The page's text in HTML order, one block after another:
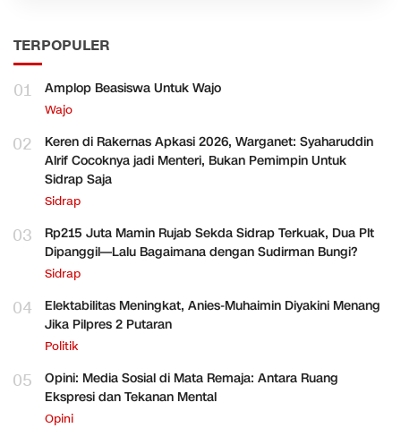
TERPOPULER
01 Amplop Beasiswa Untuk Wajo
Wajo
02
Keren di Rakernas Apkasi 2026, Warganet: Syaharuddin
Alrif Cocoknya jadi Menteri, Bukan Pemimpin Untuk
Sidrap Saja
Sidrap
03
Rp215 Juta Mamin Rujab Sekda Sidrap Terkuak, Dua Plt
Dipanggil—Lalu Bagaimana dengan Sudirman Bungi?
Sidrap
04
Elektabilitas Meningkat, Anies-Muhaimin Diyakini Menang
Jika Pilpres 2 Putaran
Politik
05
Opini: Media Sosial di Mata Remaja: Antara Ruang
Ekspresi dan Tekanan Mental
Opini